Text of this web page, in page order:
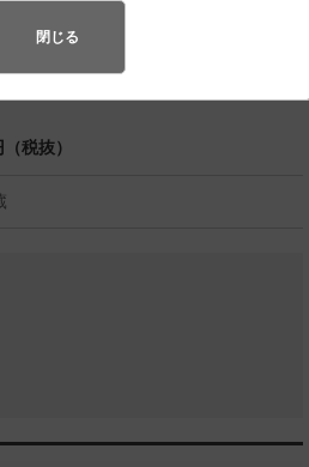
・デザイン性・配光制御など様々なご
税抜）
閉じる